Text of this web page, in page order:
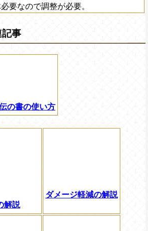
要なので調整が必要。
事
の書の使い方
解説
ダメージ軽減の解説